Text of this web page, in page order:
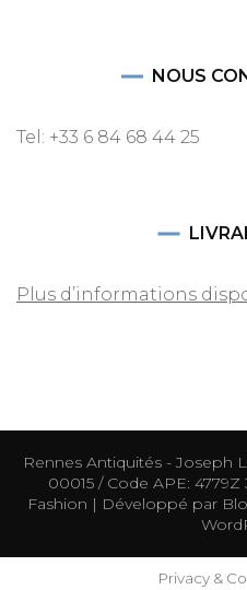
NOUS
Tel: +33 6 84 68 44 25
Plus d’informations
Rennes Antiquités - Joseph
00015 / Code APE:
Fashion | Développé par
Privacy &